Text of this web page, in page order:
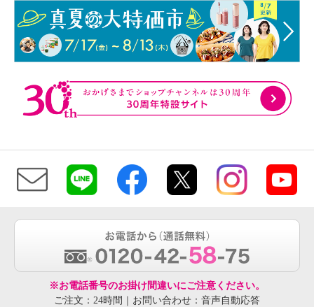
※お電話番号のお掛け間違いにご注意ください。
ご注文：24時間｜お問い合わせ：音声自動応答